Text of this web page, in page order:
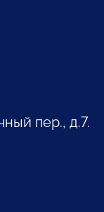
пер., д.7.